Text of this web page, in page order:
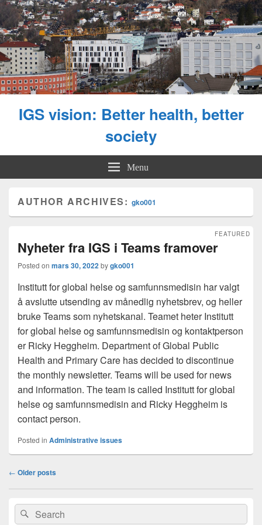
IGS vision: Better health, better
society
Menu
AUTHOR ARCHIVES:gko001
Nyheter fra IGS i Teams framover
FEATURED
Posted on mars 30, 2022bygko001
Institutt for global helse og samfunnsmedisin har valgt
å avslutte utsending av månedlig nyhetsbrev, og heller
bruke Teams som nyhetskanal. Teamet heter Institutt
for global helse og samfunnsmedisin og kontaktperson
er Ricky Heggheim. Department of Global Public
Health and Primary Care has decided to discontinue
the monthly newsletter. Teams will be used for news
and information. The team is called Institutt for global
helse og samfunnsmedisin and Ricky Heggheim is
contact person.
Posted in Administrative issues
Post
← Older posts
Primary
Sidebar
Search
for:
Search